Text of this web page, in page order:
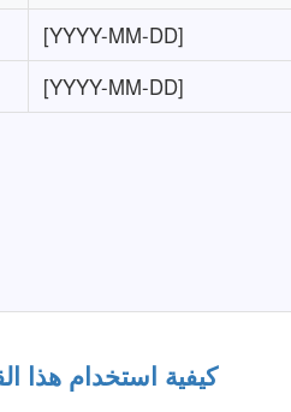
[YYYY-MM-DD]
[YYYY-MM-DD]
كيفية استخدام هذا